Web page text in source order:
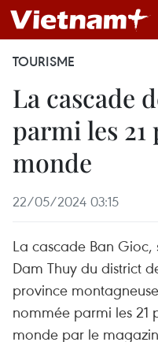
TOURISME
La cascade
parmi les 21
monde
22/05/2024 03:15
La cascade Ban
Dam Thuy du district
province
nommée parmi les 21
monde par le